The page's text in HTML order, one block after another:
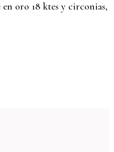
oro 18 ktes y circonias,